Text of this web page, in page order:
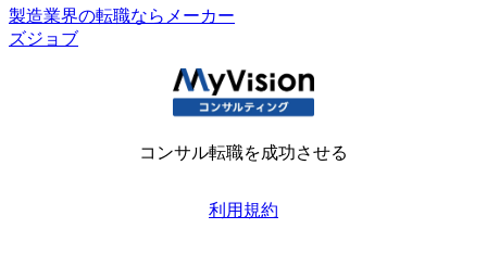
製造業界の転職ならメーカー
ズジョブ
コンサル転職を成功させる
利用規約